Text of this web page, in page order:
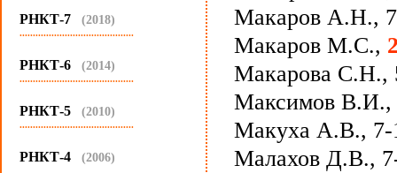
РНКТ-7 (2018)
...........................................
РНКТ-6 (2014)
...........................................
РНКТ-5 (2010)
...........................................
РНКТ-4 (2006)
Макаров А.Н.,
Макаров М.С.,
Макарова С.Н.,
Максимов В.И.,
Макуха А.В., 7-
Малахов Д.В.,